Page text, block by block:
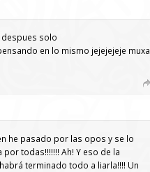
despues solo
en lo mismo jejejejeje muxa
he pasado por las opos y se lo
todas!!!!!!! Ah! Y eso de la
terminado todo a liarla!!!! Un